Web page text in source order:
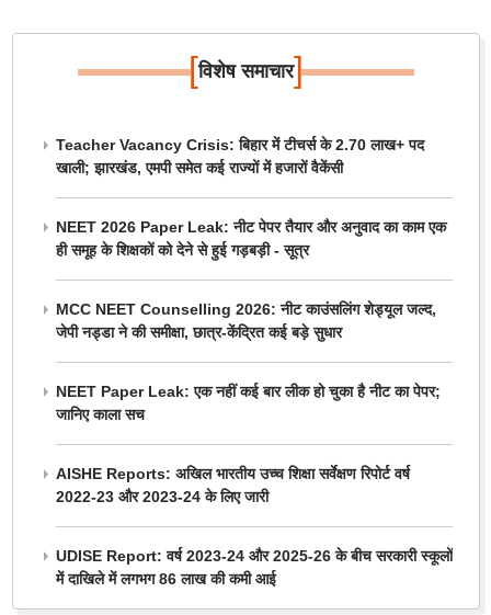
[विशेष समाचार]
Teacher Vacancy Crisis: बिहार में टीचर्स के 2.70 लाख+ पद
खाली; झारखंड, एमपी समेत कई राज्यों में हजारों वैकेंसी
NEET 2026 Paper Leak: नीट पेपर तैयार और अनुवाद का काम एक
ही समूह के शिक्षकों को देने से हुई गड़बड़ी - सूत्र
MCC NEET Counselling 2026: नीट काउंसलिंग शेड्यूल जल्द,
जेपी नड्डा ने की समीक्षा, छात्र-केंद्रित कई बड़े सुधार
NEET Paper Leak: एक नहीं कई बार लीक हो चुका है नीट का पेपर;
जानिए काला सच
AISHE Reports: अखिल भारतीय उच्च शिक्षा सर्वेक्षण रिपोर्ट वर्ष
2022-23 और 2023-24 के लिए जारी
UDISE Report: वर्ष 2023-24 और 2025-26 के बीच सरकारी स्कूलों
में दाखिले में लगभग 86 लाख की कमी आई